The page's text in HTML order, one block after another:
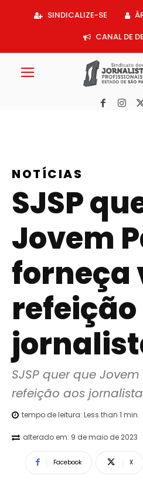
SINDICALIZE-SE
CANAL DE
NOTÍCIAS
SJSP
Jovem
forneça
refeição
SJSP quer que
refeição aos
tempo de leitura: Less than 1 min.
alterado em: 9 de maio de 2023
Facebook X